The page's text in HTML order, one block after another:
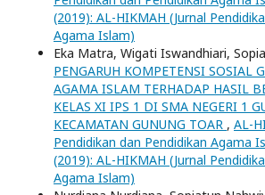
(2019): AL-HIKMAH (Jurnal
Agama Islam)
Eka Matra, Wigati Iswandhiari,
PENGARUH KOMPETENSI SOSIAL
AGAMA ISLAM TERHADAP HASIL
KELAS XI IPS 1 DI SMA NEGERI 1
KECAMATAN GUNUNG TOAR , AL-
Pendidikan dan Pendidikan Agama
(2019): AL-HIKMAH (Jurnal
Agama Islam)